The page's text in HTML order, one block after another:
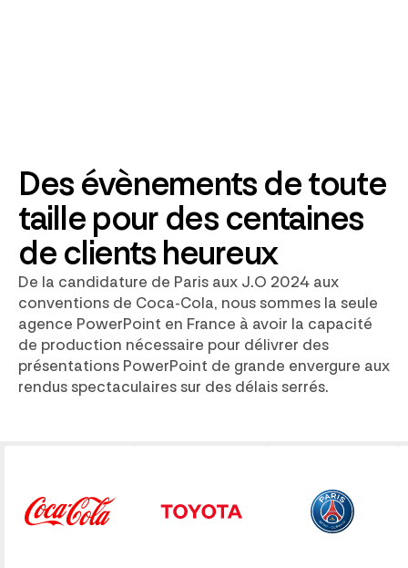
Des évènements de toute
taille pour des centaines
de clients heureux
De la candidature de Paris aux J.O 2024 aux
conventions de Coca-Cola, nous sommes la seule
agence PowerPoint en France à avoir la capacité
de production nécessaire pour délivrer des
présentations PowerPoint de grande envergure aux
rendus spectaculaires sur des délais serrés.